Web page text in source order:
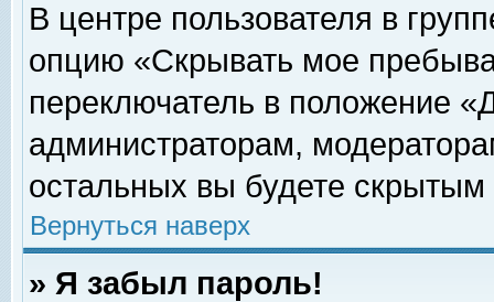
В центре пользователя в
опцию «Скрывать мое
переключатель в положение
администраторам,
остальных вы будете скрытым
Вернуться наверх
» Я забыл пароль!